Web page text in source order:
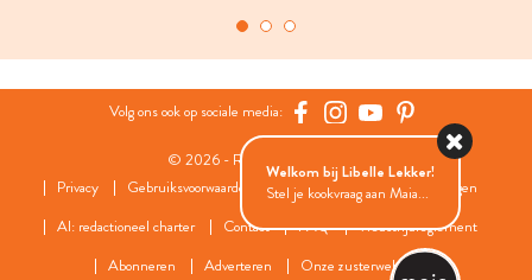
Volg ons ook op sociale media:
© 2026 - Roularta Media Group
Privacy
Gebruiksvoorwaarden Cookies
Cookies instellingen
AI: redactioneel charter
Contact FAQ
Wedstrijdreglement
Abonneren
Adverteren Onze zusterwebsites
Welkom bij Libelle Lekker!
Stel je kookvraag aan Maia...